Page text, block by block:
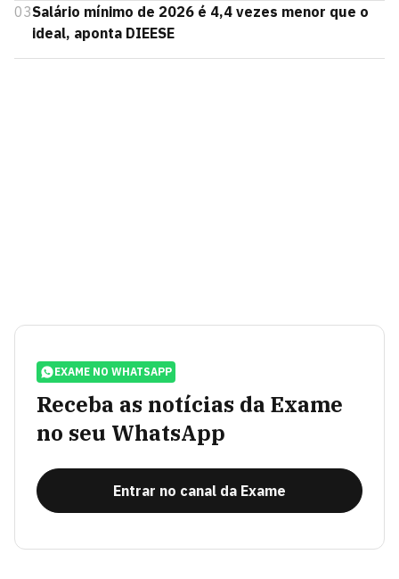
03Salário mínimo de 2026 é 4,4 vezes menor que o
ideal, aponta DIEESE
EXAME NO WHATSAPP
Receba as notícias da Exame
no seu WhatsApp
Entrar no canal da Exame